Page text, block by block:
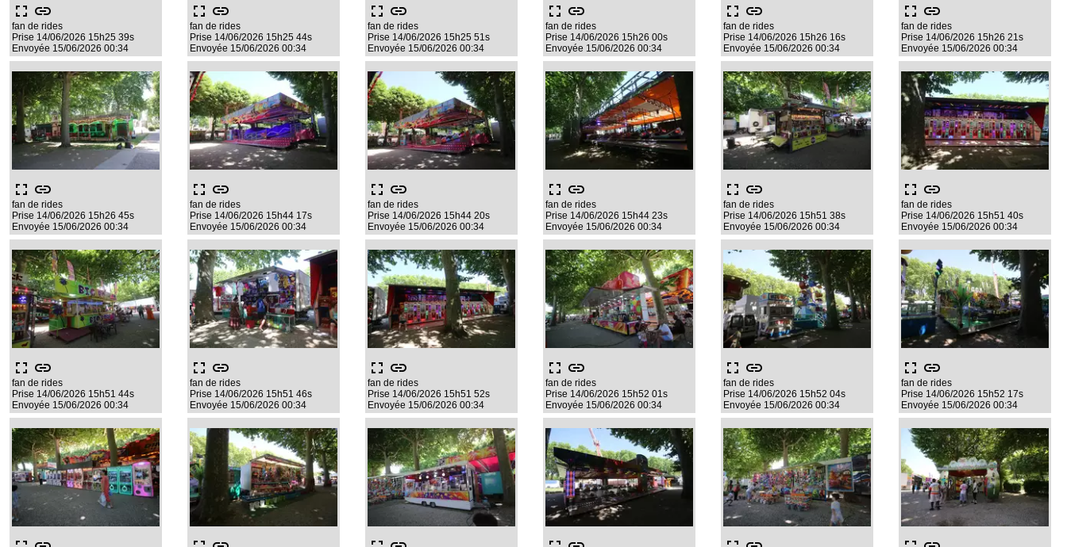
fullscreen link
fan de rides
Prise 14/06/2026 15h25 39s
Envoyée 15/06/2026 00:34
fullscreen link
fan de rides
Prise 14/06/2026 15h25 44s
Envoyée 15/06/2026 00:34
fullscreen link
fan de rides
Prise 14/06/2026 15h25 51s
Envoyée 15/06/2026 00:34
fullscreen link
fan de rides
Prise 14/06/2026 15h26 00s
Envoyée 15/06/2026 00:34
fullscreen link
fan de rides
Prise 14/06/2026 15h26 16s
Envoyée 15/06/2026 00:34
fullscreen link
fan de rides
Prise 14/06/2026 15h26 21s
Envoyée 15/06/2026 00:34
fullscreen link
fan de rides
Prise 14/06/2026 15h26 45s
Envoyée 15/06/2026 00:34
fullscreen link
fan de rides
Prise 14/06/2026 15h44 17s
Envoyée 15/06/2026 00:34
fullscreen link
fan de rides
Prise 14/06/2026 15h44 20s
Envoyée 15/06/2026 00:34
fullscreen link
fan de rides
Prise 14/06/2026 15h44 23s
Envoyée 15/06/2026 00:34
fullscreen link
fan de rides
Prise 14/06/2026 15h51 38s
Envoyée 15/06/2026 00:34
fullscreen link
fan de rides
Prise 14/06/2026 15h51 40s
Envoyée 15/06/2026 00:34
fullscreen link
fan de rides
Prise 14/06/2026 15h51 44s
Envoyée 15/06/2026 00:34
fullscreen link
fan de rides
Prise 14/06/2026 15h51 46s
Envoyée 15/06/2026 00:34
fullscreen link
fan de rides
Prise 14/06/2026 15h51 52s
Envoyée 15/06/2026 00:34
fullscreen link
fan de rides
Prise 14/06/2026 15h52 01s
Envoyée 15/06/2026 00:34
fullscreen link
fan de rides
Prise 14/06/2026 15h52 04s
Envoyée 15/06/2026 00:34
fullscreen link
fan de rides
Prise 14/06/2026 15h52 17s
Envoyée 15/06/2026 00:34